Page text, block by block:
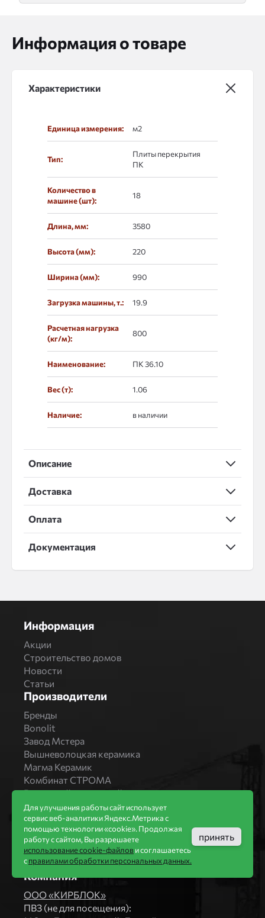
Информация о товаре
Характеристики
Единица измерения: м2
Тип:
Плиты перекрытия
ПК
Количество в
машине (шт):
18
Длина, мм: 3580
Высота (мм): 220
Ширина (мм): 990
Загрузка машины, т.: 19.9
Расчетная нагрузка
(кг/м):
800
Наименование: ПК 36.10
Вес (т): 1.06
Наличие: в наличии
Описание
Доставка
Оплата
Документация
Информация
Акции
Строительство домов
Новости
Статьи
Производители
Бренды
Bonolit
Завод Мстера
Вышневолоцкая керамика
Магма Керамик
Комбинат СТРОМА
Вяземский кирпичный завод
Продукция
Каталог
Блоки Bonolit
Строительный кирпич
Облицовочный кирпич
Компания
ООО «КИРБЛОК»
ПВЗ (не для посещения):
Для улучшения работы сайт использует
сервис веб-аналитики Яндекс.Метрика с
помощью технологии «cookie». Продолжая
работу с сайтом, Вы разрешаете
использование cookie-файлови соглашаетесь
справилами обработки персональных данных.
принять